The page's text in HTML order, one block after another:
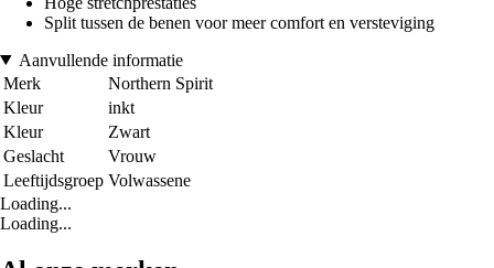
Split tussen de benen voor meer comfort en versteviging
Aanvullende informatie
Merk
Northern Spirit
Kleur
inkt
Kleur
Zwart
Geslacht
Vrouw
Leeftijdsgroep Volwassene
Loading...
Loading...